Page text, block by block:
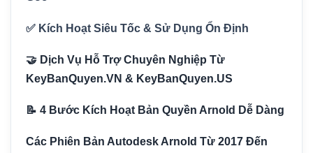
✅ Kích Hoạt Siêu Tốc & Sử Dụng Ổn Định
🤝 Dịch Vụ Hỗ Trợ Chuyên Nghiệp Từ
KeyBanQuyen.VN & KeyBanQuyen.US
📝 4 Bước Kích Hoạt Bản Quyền Arnold Dễ Dàng
Các Phiên Bản Autodesk Arnold Từ 2017 Đến